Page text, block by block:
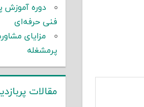
دوره آموزش
فنی حرفه‌ای
مزایای
پرمشغله
مقالات